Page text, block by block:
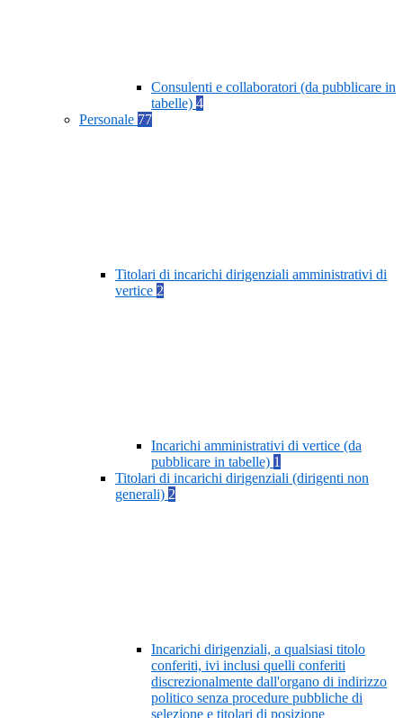
Consulenti e collaboratori (da pubblicare in
tabelle) 4
Personale 77
Titolari di incarichi dirigenziali amministrativi di
vertice 2
Incarichi amministrativi di vertice (da
pubblicare in tabelle) 1
Titolari di incarichi dirigenziali (dirigenti non
generali) 2
Incarichi dirigenziali, a qualsiasi titolo
conferiti, ivi inclusi quelli conferiti
discrezionalmente dall'organo di indirizzo
politico senza procedure pubbliche di
selezione e titolari di posizione